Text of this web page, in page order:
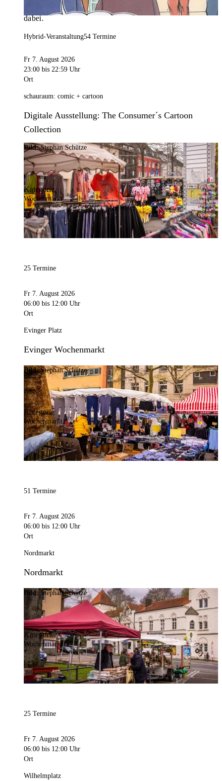
umfangreichste der Region. Hier ist für alle was
dabei.
Hybrid-Veranstaltung54 Termine
Fr 7. August 2026
23:00 bis 22:59 Uhr
Ort
schauraum: comic + cartoon
Digitale Ausstellung: The Consumer´s Cartoon
Collection
Bild:Stephan Schütze
Kategorie
Wochenmarkt
25 Termine
Fr 7. August 2026
06:00 bis 12:00 Uhr
Ort
Evinger Platz
Evinger Wochenmarkt
Bild:Stephan Schütze
Kategorie
Wochenmarkt
51 Termine
Fr 7. August 2026
06:00 bis 12:00 Uhr
Ort
Nordmarkt
Nordmarkt
Bild:Stephan Schütze
Kategorie
Wochenmarkt
25 Termine
Fr 7. August 2026
06:00 bis 12:00 Uhr
Ort
Wilhelmplatz